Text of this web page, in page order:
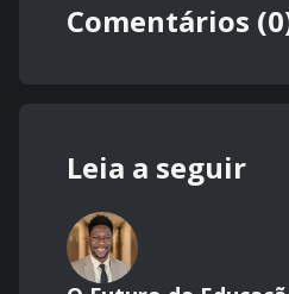
Comentários
Leia a seguir